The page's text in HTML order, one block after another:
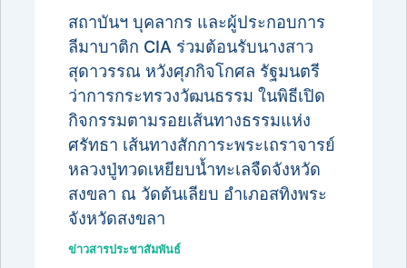
สถาบันฯ บุคลากร และผู้ประกอบการ
ลีมาบาติก CIA ร่วมต้อนรับนางสาว
สุดาวรรณ หวังศุภกิจโกศล รัฐมนตรี
ว่าการกระทรวงวัฒนธรรม ในพิธีเปิด
กิจกรรมตามรอยเส้นทางธรรมแห่ง
ศรัทธา เส้นทางสักการะพระเถราจารย์
หลวงปู่ทวดเหยียบน้ำทะเลจืดจังหวัด
สงขลา ณ วัดต้นเลียบ อำเภอสทิงพระ
จังหวัดสงขลา
ข่าวสารประชาสัมพันธ์